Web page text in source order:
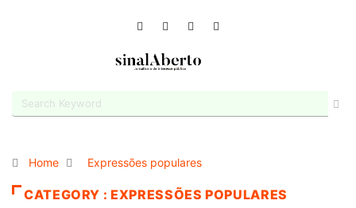
Home Expressões populares
CATEGORY : EXPRESSÕES POPULARES